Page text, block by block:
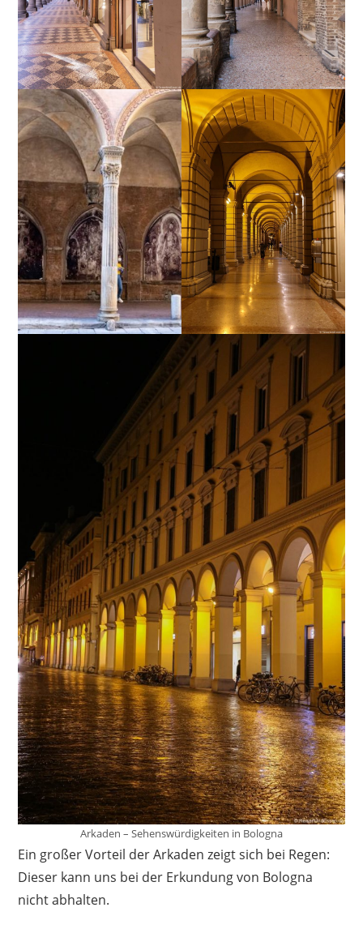
Arkaden – Sehenswürdigkeiten in Bologna
Ein großer Vorteil der Arkaden zeigt sich bei Regen:
Dieser kann uns bei der Erkundung von Bologna
nicht abhalten.